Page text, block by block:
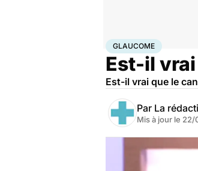
AccueilSantéGlaucome
GLAUCOME
Est-il
Est-il vrai que le
Par La
Mis à jour le 22/